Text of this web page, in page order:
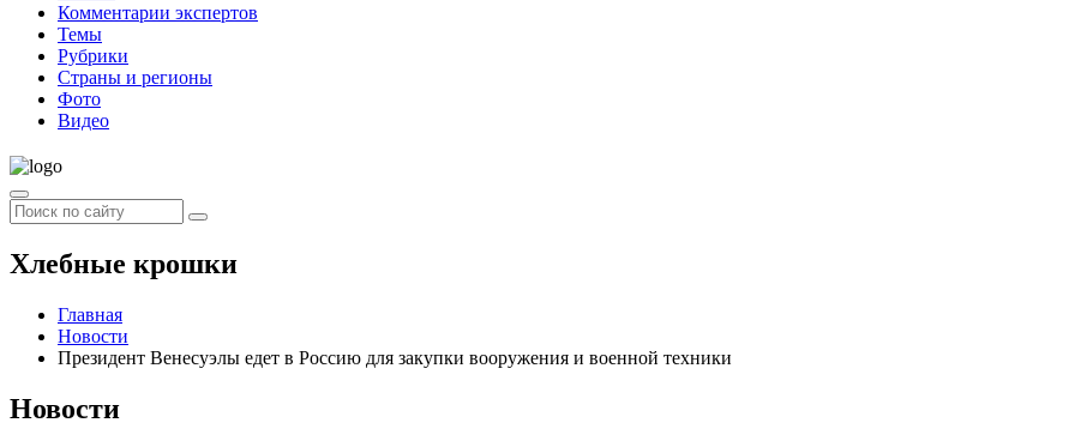
Комментарии экспертов
Темы
Рубрики
Страны и регионы
Фото
Видео
Хлебные крошки
Главная
Новости
Президент Венесуэлы едет в Россию для закупки вооружения и военной техники
Новости